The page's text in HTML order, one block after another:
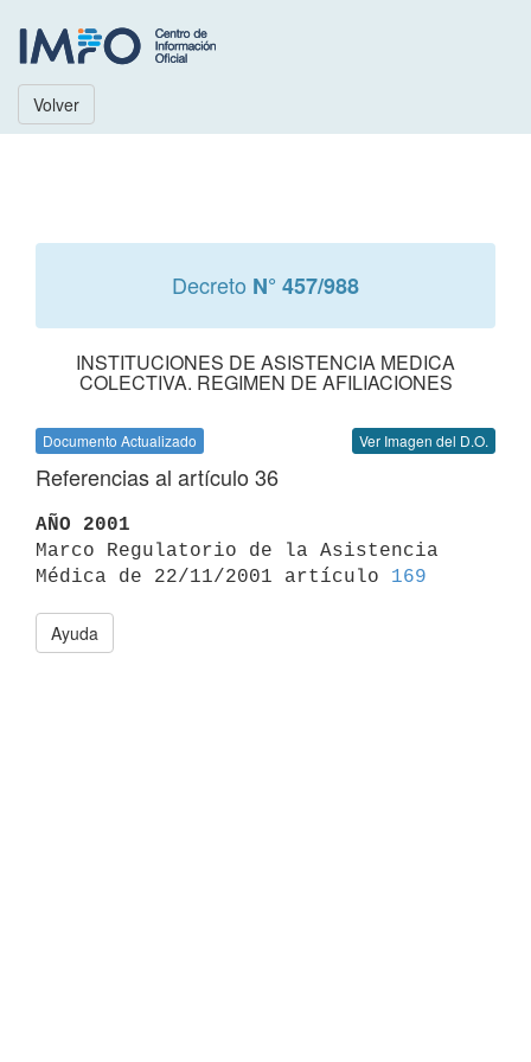
Volver
Decreto N° 457/988
INSTITUCIONES DE ASISTENCIA MEDICA
COLECTIVA. REGIMEN DE AFILIACIONES
Documento Actualizado Ver Imagen del D.O.
Referencias al artículo 36
AÑO 2001
Marco Regulatorio de la Asistencia
Médica de 22/11/2001 artículo 169
Ayuda